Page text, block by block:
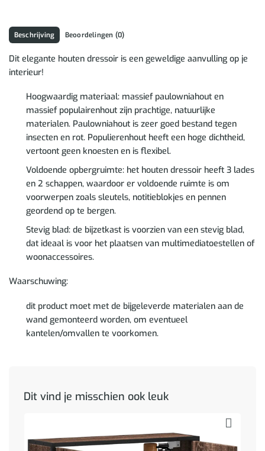
Beschrijving Beoordelingen (0)
Dit elegante houten dressoir is een geweldige aanvulling op je
interieur!
Hoogwaardig materiaal: massief paulowniahout en
massief populairenhout zijn prachtige, natuurlijke
materialen. Paulowniahout is zeer goed bestand tegen
insecten en rot. Populierenhout heeft een hoge dichtheid,
vertoont geen knoesten en is flexibel.
Voldoende opbergruimte: het houten dressoir heeft 3 lades
en 2 schappen, waardoor er voldoende ruimte is om
voorwerpen zoals sleutels, notitieblokjes en pennen
geordend op te bergen.
Stevig blad: de bijzetkast is voorzien van een stevig blad,
dat ideaal is voor het plaatsen van multimediatoestellen of
woonaccessoires.
Waarschuwing:
dit product moet met de bijgeleverde materialen aan de
wand gemonteerd worden, om eventueel
kantelen/omvallen te voorkomen.
Dit vind je misschien ook leuk